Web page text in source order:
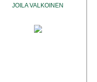
JOILA VALKOINEN